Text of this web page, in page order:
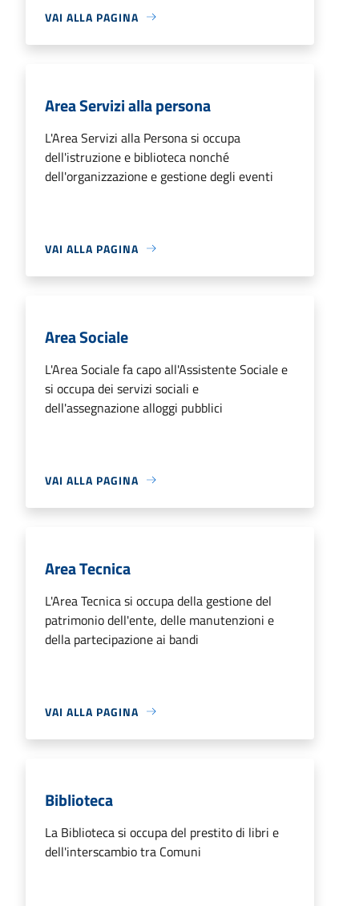
VAI ALLA PAGINA
Area Servizi alla persona
L'Area Servizi alla Persona si occupa
dell'istruzione e biblioteca nonché
dell'organizzazione e gestione degli eventi
VAI ALLA PAGINA
Area Sociale
L'Area Sociale fa capo all'Assistente Sociale e
si occupa dei servizi sociali e
dell'assegnazione alloggi pubblici
VAI ALLA PAGINA
Area Tecnica
L'Area Tecnica si occupa della gestione del
patrimonio dell'ente, delle manutenzioni e
della partecipazione ai bandi
VAI ALLA PAGINA
Biblioteca
La Biblioteca si occupa del prestito di libri e
dell'interscambio tra Comuni